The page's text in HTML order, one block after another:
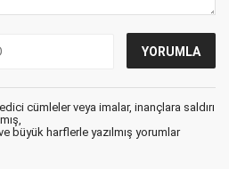
cümleler veya imalar, inançlara saldırı
büyük harflerle yazılmış yorumlar